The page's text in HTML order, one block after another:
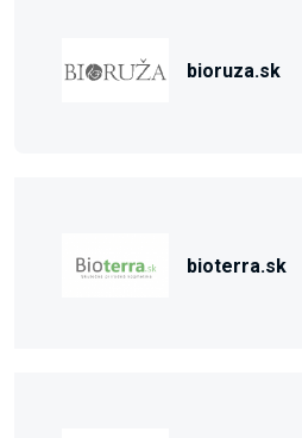
bioruza.sk
bioterra.sk